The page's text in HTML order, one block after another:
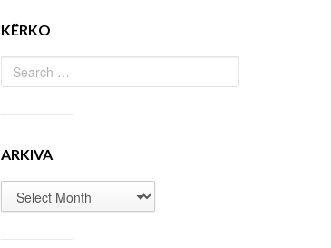
KËRKO
ARKIVA